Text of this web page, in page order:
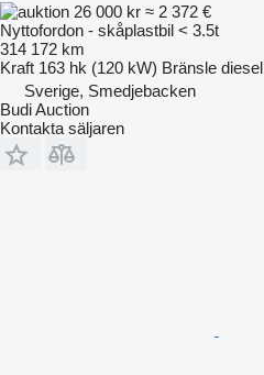
26 000 kr ≈ 2 372 €
Nyttofordon - skåplastbil < 3.5t
314 172 km
Kraft 163 hk (120 kW) Bränsle diesel
Sverige, Smedjebacken
Budi Auction
Kontakta säljaren